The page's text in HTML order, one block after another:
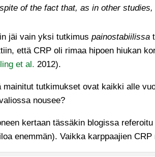
of the fact that, as in other
jäi vain yksi tutkimuspainostabiilissa
että CRP oli rimaa hipoen hiukan
et al. 2012).
mainitut tutkimukset ovat kaikki alle
nousee?
kertaan tässäkin blogissa
enemmän). Vaikka karppaajien